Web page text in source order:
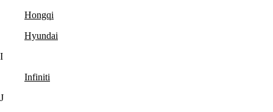
Hongqi
Hyundai
I
Infiniti
J